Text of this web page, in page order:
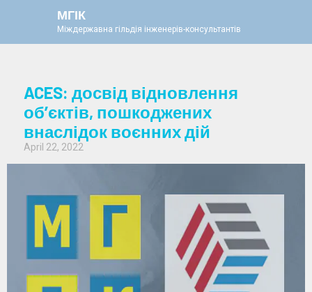
МГІК
Міждержавна гільдія інженерів-консультантів
ACES: досвід відновлення
об’єктів, пошкоджених
внаслідок воєнних дій
April 22, 2022